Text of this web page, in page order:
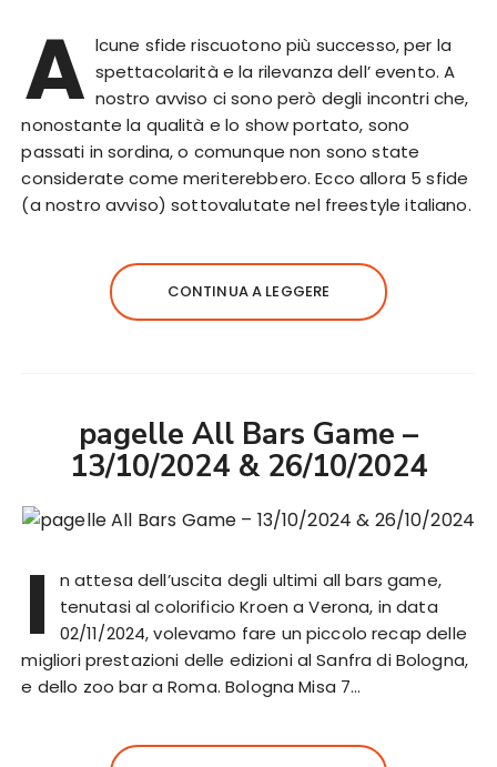
A lcune sfide riscuotono più successo, per la
spettacolarità e la rilevanza dell’ evento. A
nostro avviso ci sono però degli incontri che,
nonostante la qualità e lo show portato, sono
passati in sordina, o comunque non sono state
considerate come meriterebbero. Ecco allora 5 sfide
(a nostro avviso) sottovalutate nel freestyle italiano.
CONTINUA A LEGGERE
pagelle All Bars Game –
13/10/2024 & 26/10/2024
I
n attesa dell’uscita degli ultimi all bars game,
tenutasi al colorificio Kroen a Verona, in data
02/11/2024, volevamo fare un piccolo recap delle
migliori prestazioni delle edizioni al Sanfra di Bologna,
e dello zoo bar a Roma. Bologna Misa 7…